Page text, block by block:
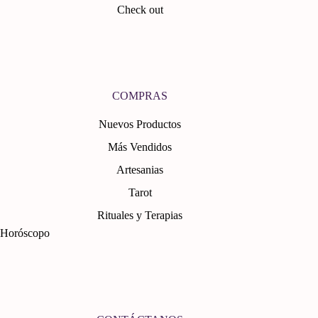
Check out
COMPRAS
Nuevos Productos
Más Vendidos
Artesanias
Tarot
Rituales y Terapias
Horóscopo